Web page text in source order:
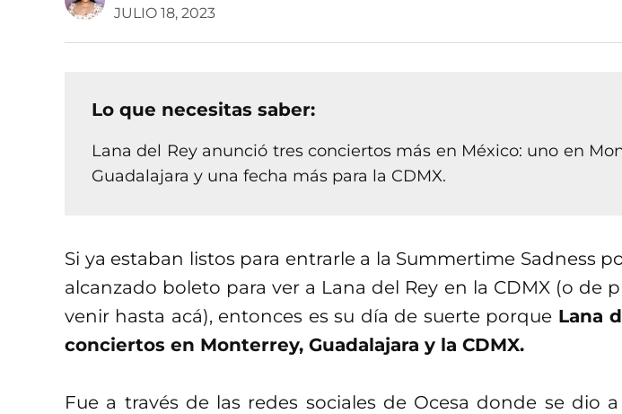
JULIO 18, 2023
Lo que necesitas saber:
Lana del Rey anunció tres conciertos más en México: uno en
Guadalajara y una fecha más para la CDMX.
Si ya estaban listos para entrarle a la Summertime Sadness
alcanzado boleto para ver a Lana del Rey en la CDMX (o de
venir hasta acá), entonces es su día de suerte porque Lana
conciertos en Monterrey, Guadalajara y la CDMX.
Fue a través de las redes sociales de Ocesa donde se dio